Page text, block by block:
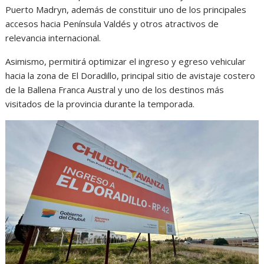
Puerto Madryn, además de constituir uno de los principales
accesos hacia Península Valdés y otros atractivos de
relevancia internacional.
Asimismo, permitirá optimizar el ingreso y egreso vehicular
hacia la zona de El Doradillo, principal sitio de avistaje costero
de la Ballena Franca Austral y uno de los destinos más
visitados de la provincia durante la temporada.